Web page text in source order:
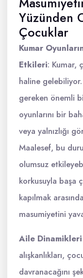
Yüzünden
Çocuklar
Kumar
Etkileri: Kumar,
haline
gereken önemli
oyunlarını bir
veya yalnızlığı
Maalesef, bu
olumsuz
korkusuyla başa
kapılmak
masumiyetini
Aile Dinamikleri
alışkanlıkları,
davranacağını